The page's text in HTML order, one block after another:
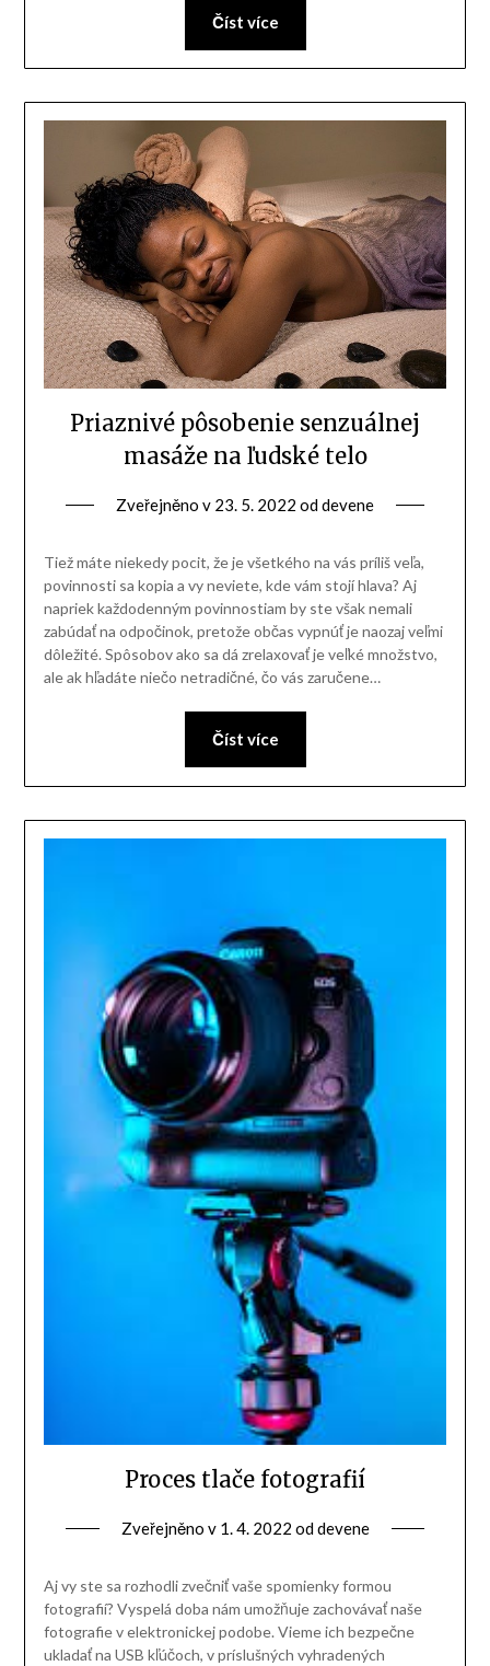
Číst více
Priaznivé pôsobenie senzuálnej
masáže na ľudské telo
Zveřejněno v 23. 5. 2022 oddevene
Tiež máte niekedy pocit, že je všetkého na vás príliš veľa,
povinnosti sa kopia a vy neviete, kde vám stojí hlava? Aj
napriek každodenným povinnostiam by ste však nemali
zabúdať na odpočinok, pretože občas vypnúť je naozaj veľmi
dôležité. Spôsobov ako sa dá zrelaxovať je veľké množstvo,
ale ak hľadáte niečo netradičné, čo vás zaručene…
Číst více
Proces tlače fotografií
Zveřejněno v 1. 4. 2022 oddevene
Aj vy ste sa rozhodli zvečniť vaše spomienky formou
fotografií? Vyspelá doba nám umožňuje zachovávať naše
fotografie v elektronickej podobe. Vieme ich bezpečne
ukladať na USB kľúčoch, v príslušných vyhradených